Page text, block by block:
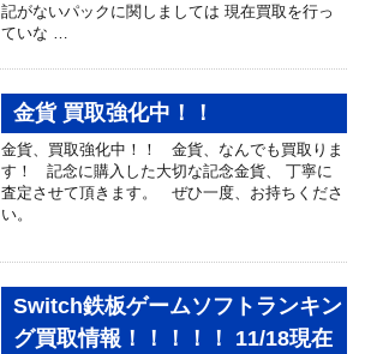
記がないパックに関しましては 現在買取を行っ
ていな …
金貨 買取強化中！！
金貨、買取強化中！！ 金貨、なんでも買取りま
す！ 記念に購入した大切な記念金貨、 丁寧に
査定させて頂きます。 ぜひ一度、お持ちくださ
い。
Switch鉄板ゲームソフトランキン
グ買取情報！！！！！ 11/18現在